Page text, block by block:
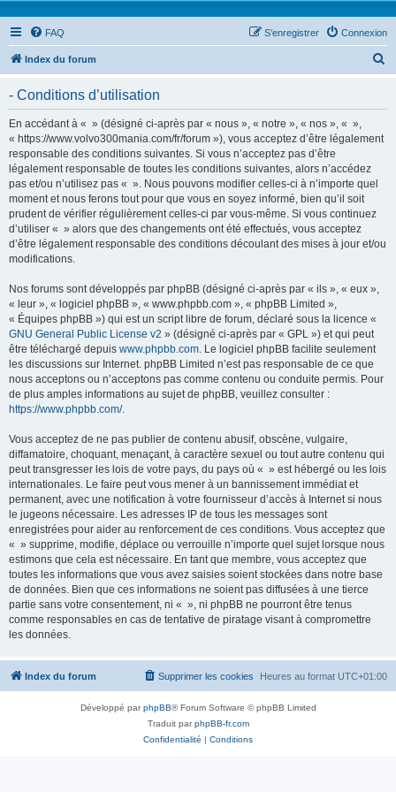
FAQ Connexion
S’enregistrer
Index du forum
- Conditions d’utilisation
En accédant à « » (désigné ci-après par « nous », « notre », « nos », « »,
« https://www.volvo300mania.com/fr/forum »), vous acceptez d’être légalement
responsable des conditions suivantes. Si vous n’acceptez pas d’être
légalement responsable de toutes les conditions suivantes, alors n’accédez
pas et/ou n’utilisez pas « ». Nous pouvons modifier celles-ci à n’importe quel
moment et nous ferons tout pour que vous en soyez informé, bien qu’il soit
prudent de vérifier régulièrement celles-ci par vous-même. Si vous continuez
d’utiliser « » alors que des changements ont été effectués, vous acceptez
d’être légalement responsable des conditions découlant des mises à jour et/ou
modifications.
Nos forums sont développés par phpBB (désigné ci-après par « ils », « eux »,
« leur », « logiciel phpBB », « www.phpbb.com », « phpBB Limited »,
« Équipes phpBB ») qui est un script libre de forum, déclaré sous la licence «
GNU General Public License v2 » (désigné ci-après par « GPL ») et qui peut
être téléchargé depuis www.phpbb.com. Le logiciel phpBB facilite seulement
les discussions sur Internet. phpBB Limited n’est pas responsable de ce que
nous acceptons ou n’acceptons pas comme contenu ou conduite permis. Pour
de plus amples informations au sujet de phpBB, veuillez consulter :
https://www.phpbb.com/.
Vous acceptez de ne pas publier de contenu abusif, obscène, vulgaire,
diffamatoire, choquant, menaçant, à caractère sexuel ou tout autre contenu qui
peut transgresser les lois de votre pays, du pays où « » est hébergé ou les lois
internationales. Le faire peut vous mener à un bannissement immédiat et
permanent, avec une notification à votre fournisseur d’accès à Internet si nous
le jugeons nécessaire. Les adresses IP de tous les messages sont
enregistrées pour aider au renforcement de ces conditions. Vous acceptez que
« » supprime, modifie, déplace ou verrouille n’importe quel sujet lorsque nous
estimons que cela est nécessaire. En tant que membre, vous acceptez que
toutes les informations que vous avez saisies soient stockées dans notre base
de données. Bien que ces informations ne soient pas diffusées à une tierce
partie sans votre consentement, ni « », ni phpBB ne pourront être tenus
comme responsables en cas de tentative de piratage visant à compromettre
les données.
Index du forum Heures au format UTC+01:00
Supprimer les cookies
Développé parphpBB® Forum Software © phpBB Limited
Traduit parphpBB-fr.com
Confidentialité | Conditions